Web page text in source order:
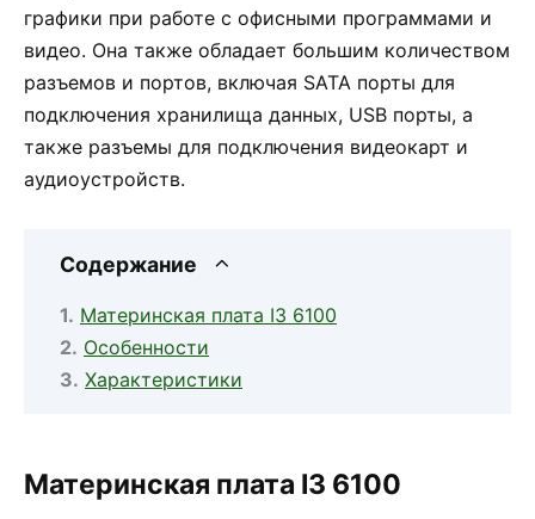
графики при работе с офисными программами и
видео. Она также обладает большим количеством
разъемов и портов, включая SATA порты для
подключения хранилища данных, USB порты, а
также разъемы для подключения видеокарт и
аудиоустройств.
Содержание
Материнская плата I3 6100
Особенности
Характеристики
Материнская плата I3 6100